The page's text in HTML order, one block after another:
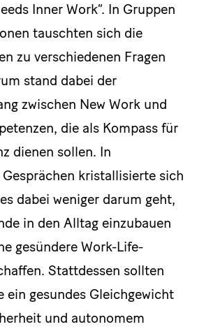
Inner Work”. In Gruppen
tauschten sich die
zu verschiedenen Fragen
stand dabei der
zwischen New Work und
die als Kompass für
dienen sollen. In
kristallisierte sich
dabei weniger darum geht,
in den Alltag einzubauen
gesündere Work-Life-
Stattdessen sollten
ein gesundes Gleichgewicht
und autonomem